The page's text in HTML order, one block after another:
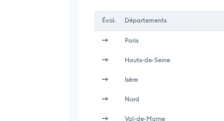
Évol. Départements
Paris
Hauts-de-Seine
Isère
Nord
Val-de-Marne